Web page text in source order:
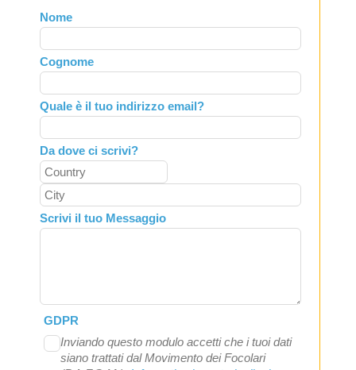
Leave
this
field
blank
Nome
Cognome
Quale è il tuo indirizzo email?
Da dove ci scrivi?
Scrivi il tuo Messaggio
GDPR
Inviando questo modulo accetti che i tuoi dati
siano trattati dal Movimento dei Focolari